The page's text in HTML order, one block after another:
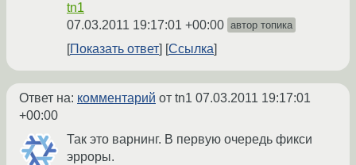
tn1
07.03.2011 19:17:01 +00:00 автор топика
Показать ответ Ссылка
Ответ на: комментарий от tn1 07.03.2011 19:17:01
+00:00
Так это варнинг. В первую очередь фикси
эрроры.